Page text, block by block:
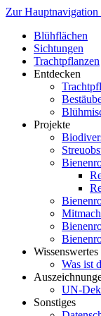
Zur Hauptnavigation
Blühflächen
Sichtungen
Trachtpflanzen
Entdecken
Projekte
Wissenswertes
Was ist
UN-
Sonstiges